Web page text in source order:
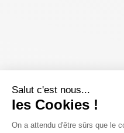
Salut c'est nous...
les Cookies !
On a attendu d'être sûrs que le